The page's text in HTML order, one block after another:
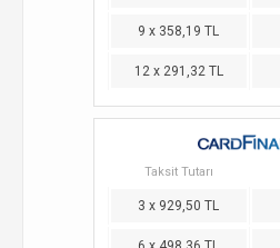
9 x 358,19 TL
12 x 291,32 TL
Taksit Tutarı
3 x 929,50 TL